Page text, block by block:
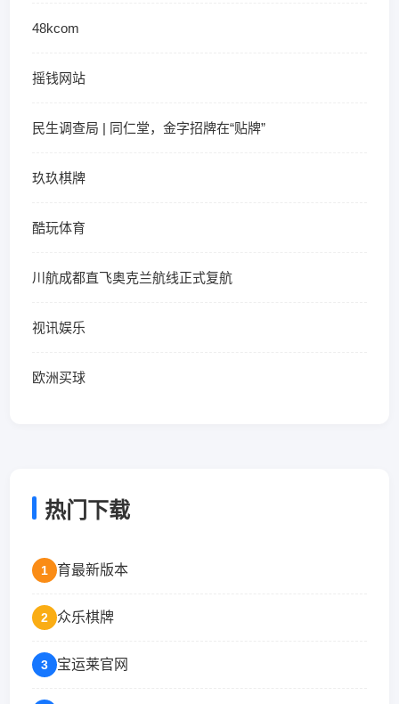
48kcom
摇钱网站
民生调查局 | 同仁堂，金字招牌在“贴牌”
玖玖棋牌
酷玩体育
川航成都直飞奥克兰航线正式复航
视讯娱乐
欧洲买球
热门下载
1 育最新版本
2 众乐棋牌
3 宝运莱官网